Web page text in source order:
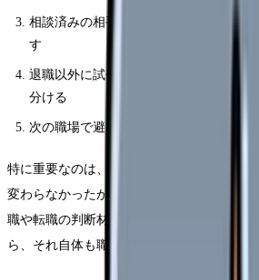
相談済みの相手、返答、変わったこと
す
退職以外に試せる選択肢を、休職・異
分ける
次の職場で避けたい条件を3つに絞る
特に重要なのは、相談の有無ではなく「具
変わらなかったか」です。相談したのに状
職や転職の判断材料になります。相談でき
ら、それ自体も職場条件の問題です。